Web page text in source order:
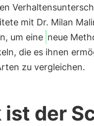
mit Dr. Milan
um eine neue
die es ihnen
zu vergleichen.
ist der